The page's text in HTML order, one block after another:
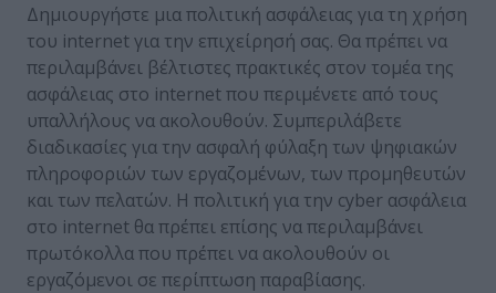
Δημιουργήστε μια πολιτική ασφάλειας για τη χρήση
του internet για την επιχείρησή σας. Θα πρέπει να
περιλαμβάνει βέλτιστες πρακτικές στον τομέα της
ασφάλειας στο internet που περιμένετε από τους
υπαλλήλους να ακολουθούν. Συμπεριλάβετε
διαδικασίες για την ασφαλή φύλαξη των ψηφιακών
πληροφοριών των εργαζομένων, των προμηθευτών
και των πελατών. Η πολιτική για την cyber ασφάλεια
στο internet θα πρέπει επίσης να περιλαμβάνει
πρωτόκολλα που πρέπει να ακολουθούν οι
εργαζόμενοι σε περίπτωση παραβίασης.